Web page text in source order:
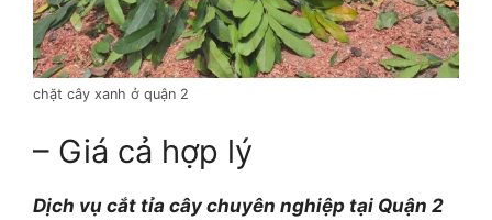
chặt cây xanh ở quận 2
– Giá cả hợp lý
Dịch vụ cắt tỉa cây chuyên nghiệp tại Quận 2